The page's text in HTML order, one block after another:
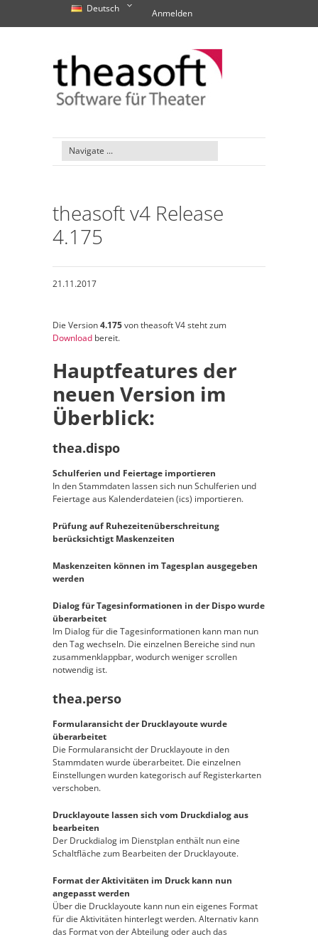
Deutsch Anmelden
theasoft v4 Release
4.175
21.11.2017
Die Version4.175von theasoft V4 steht zum
Download bereit.
Hauptfeatures der
neuen Version im
Überblick:
thea.dispo
Schulferien und Feiertage importieren
In den Stammdaten lassen sich nun Schulferien und
Feiertage aus Kalenderdateien (ics) importieren.
Prüfung auf Ruhezeitenüberschreitung
berücksichtigt Maskenzeiten
Maskenzeiten können im Tagesplan ausgegeben
werden
Dialog für Tagesinformationen in der Dispo wurde
überarbeitet
Im Dialog für die Tagesinformationen kann man nun
den Tag wechseln. Die einzelnen Bereiche sind nun
zusammenklappbar, wodurch weniger scrollen
notwendig ist.
thea.perso
Formularansicht der Drucklayoute wurde
überarbeitet
Die Formularansicht der Drucklayoute in den
Stammdaten wurde überarbeitet. Die einzelnen
Einstellungen wurden kategorisch auf Registerkarten
verschoben.
Drucklayoute lassen sich vom Druckdialog aus
bearbeiten
Der Druckdialog im Dienstplan enthält nun eine
Schaltfläche zum Bearbeiten der Drucklayoute.
Format der Aktivitäten im Druck kann nun
angepasst werden
Über die Drucklayoute kann nun ein eigenes Format
für die Aktivitäten hinterlegt werden. Alternativ kann
das Format von der Abteilung oder auch das